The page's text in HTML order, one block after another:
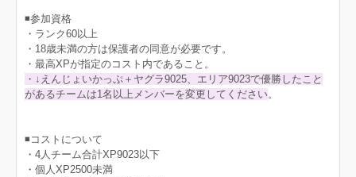
◾️参加資格
・ランク60以上
・18歳未満の方は保護者の同意が必要です。
・最高XPが指定のコスト内であること。
・↓えんじょいかっぷ＋ヤグラ9025、エリア9023で優勝したこと
があるチームは1名以上メンバーを変更してください。
◾️コストについて
・4人チーム合計XP9023以下
・個人XP2500未満